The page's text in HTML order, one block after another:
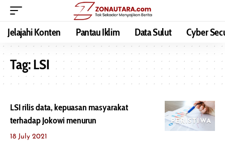
Jelajahi Konten Pantau Iklim Data Sulut Cyber
Tag:LSI
PERISTIWA
LSI rilis data, kepuasan masyarakat
terhadap Jokowi menurun
18 July 2021